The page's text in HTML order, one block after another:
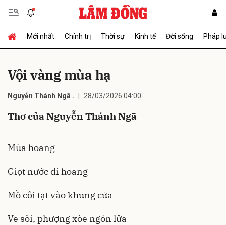
Mới nhất Chính trị Thời sự Kinh tế Đời sống Pháp
Vội vàng mùa hạ
Nguyễn Thánh Ngã . 28/03/2026 04:00
Thơ của Nguyễn Thánh Ngã
Mùa hoang
Giọt nước đi hoang
Mồ côi tạt vào khung cửa
Ve sôi, phượng xòe ngón lửa
Gửi bình luận